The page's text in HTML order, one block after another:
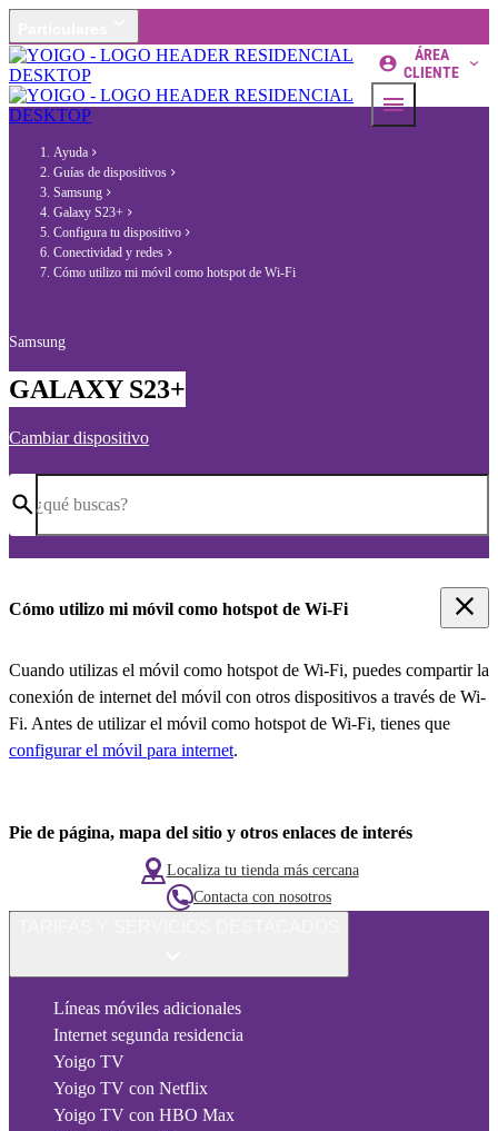
ÁREA
CLIENTE
Ayuda
Guías de dispositivos
Samsung
Galaxy S23+
Configura tu dispositivo
Conectividad y redes
Cómo utilizo mi móvil como hotspot de Wi-Fi
Samsung
GALAXY S23+
Cambiar dispositivo
¿qué buscas?
Cómo utilizo mi móvil como hotspot de Wi-Fi
Cuando utilizas el móvil como hotspot de Wi-Fi, puedes compartir la
conexión de internet del móvil con otros dispositivos a través de Wi-
Fi. Antes de utilizar el móvil como hotspot de Wi-Fi, tienes que
configurar el móvil para internet.
Pie de página, mapa del sitio y otros enlaces de interés
Localiza tu tienda más cercana
Contacta con nosotros
Líneas móviles adicionales
Internet segunda residencia
Yoigo TV
Yoigo TV con Netflix
Yoigo TV con HBO Max